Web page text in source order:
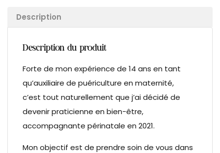
Description
Description du produit
Forte de mon expérience de 14 ans en tant
qu’auxiliaire de puériculture en maternité,
c’est tout naturellement que j’ai décidé de
devenir praticienne en bien-être,
accompagnante périnatale en 2021.
Mon objectif est de prendre soin de vous dans